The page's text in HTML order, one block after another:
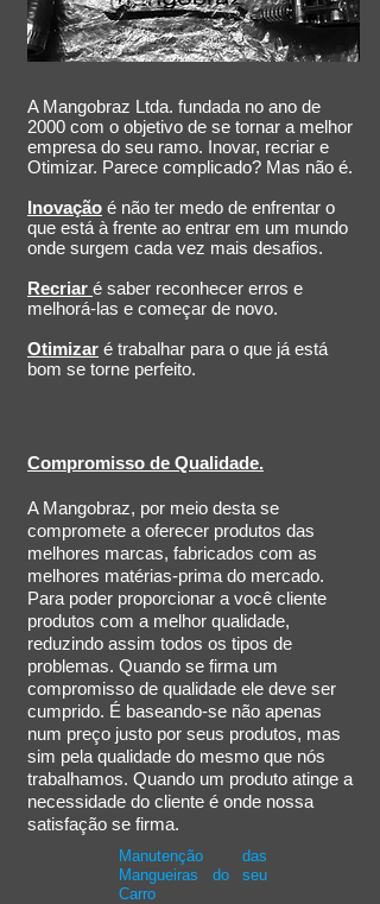
A Mangobraz Ltda. fundada no ano de
2000 com o objetivo de se tornar a melhor
empresa do seu ramo. Inovar, recriar e
Otimizar. Parece complicado? Mas não é.
Inovação é não ter medo de enfrentar o
que está à frente ao entrar em um mundo
onde surgem cada vez mais desafios.
Recriar é saber reconhecer erros e
melhorá-las e começar de novo.
Otimizar é trabalhar para o que já está
bom se torne perfeito.
Compromisso de Qualidade.
A Mangobraz, por meio desta se
compromete a oferecer produtos das
melhores marcas, fabricados com as
melhores matérias-prima do mercado.
Para poder proporcionar a você cliente
produtos com a melhor qualidade,
reduzindo assim todos os tipos de
problemas. Quando se firma um
compromisso de qualidade ele deve ser
cumprido. É baseando-se não apenas
num preço justo por seus produtos, mas
sim pela qualidade do mesmo que nós
trabalhamos. Quando um produto atinge a
necessidade do cliente é onde nossa
satisfação se firma.
Manutenção das
Mangueiras do seu
Carro